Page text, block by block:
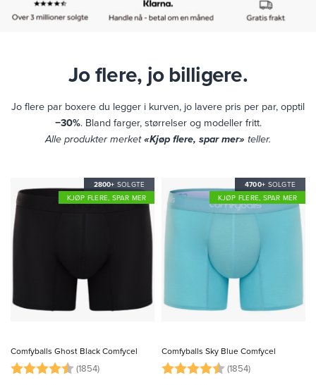
Jo flere, jo billigere.
Jo flere par boxere du legger i kurven, jo lavere pris per par, opptil
−30%. Bland farger, størrelser og modeller fritt.
Alle produkter merket«Kjøp flere, spar mer» teller.
2800+ SOLGTE
KJØP FLERE, SPAR MER
product
has
multiple
Comfyballs Ghost Black Comfycel
Karakter:
(1854)
4700+ SOLGTE
KJØP FLERE, SPAR MER
product
has
multiple
Comfyballs Sky Blue Comfycel
Karakter:
(1854)